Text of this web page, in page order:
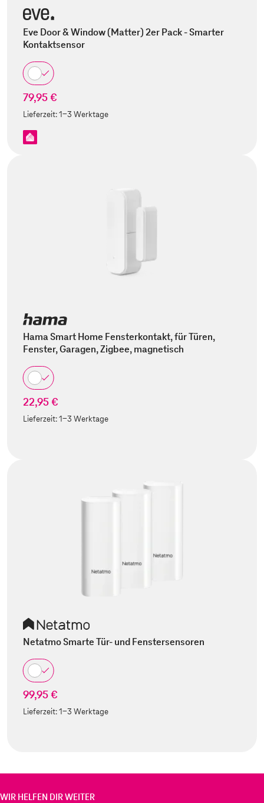
Eve Door & Window (Matter) 2er Pack - Smarter
Kontaktsensor
79,95 €
Lieferzeit:1-3 Werktage
Hama Smart Home Fensterkontakt, für Türen,
Fenster, Garagen, Zigbee, magnetisch
22,95 €
Lieferzeit:1-3 Werktage
Netatmo Smarte Tür- und Fenstersensoren
99,95 €
Lieferzeit:1-3 Werktage
WIR HELFEN DIR WEITER